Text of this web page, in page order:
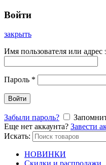
Войти
закрыть
Имя пользователя или
Пароль *
Войти
Забыли пароль?
Еще нет аккаунта? Завести
Искать:
НОВИНКИ